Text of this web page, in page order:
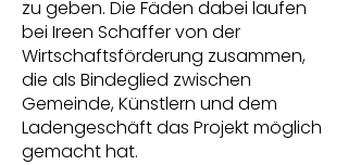
zu geben. Die Fäden dabei laufen
bei Ireen Schaffer von der
Wirtschaftsförderung zusammen,
die als Bindeglied zwischen
Gemeinde, Künstlern und dem
Ladengeschäft das Projekt möglich
gemacht hat.